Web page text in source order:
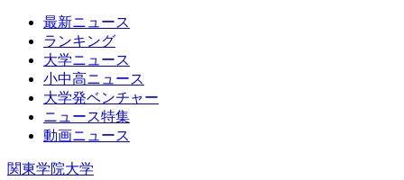
最新ニュース
ランキング
大学ニュース
小中高ニュース
大学発ベンチャー
ニュース特集
動画ニュース
関東学院大学